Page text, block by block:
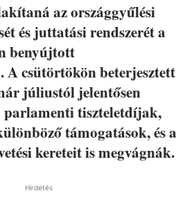
az országgyűlési
és juttatási rendszerét a
benyújtott
A csütörtökön beterjesztett
júliustól jelentősen
parlamenti tiszteletdíjak,
támogatások, és a
kereteit is megvágnák.
Hirdetés